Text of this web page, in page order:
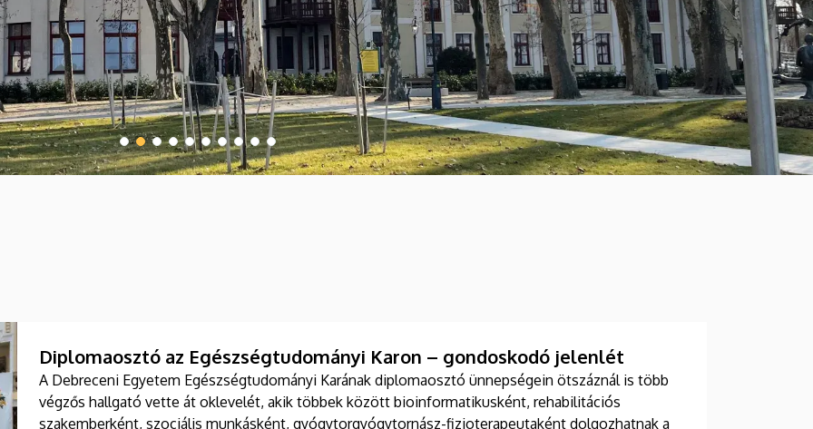
Diplomaosztó az Egészségtudományi Karon – gondoskodó jelenlét
A Debreceni Egyetem Egészségtudományi Karának diplomaosztó ünnepségein ötszáznál is több
végzős hallgató vette át oklevelét, akik többek között bioinformatikusként, rehabilitációs
szakemberként, szociális munkásként, gyógytorgyógytornász-fizioterapeutaként dolgozhatnak a